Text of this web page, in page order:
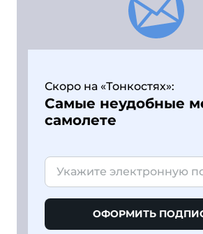
Скоро на «Тонкостях»:
Самые неудобные
самолете
ОФОРМИТЬ